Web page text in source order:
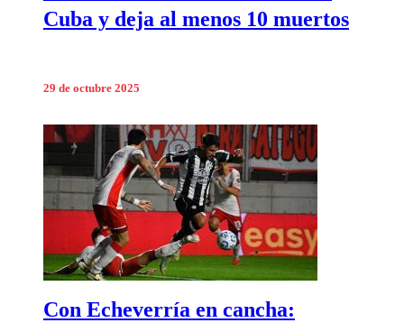
Cuba y deja al menos 10 muertos
29 de octubre 2025
Con Echeverría en cancha: